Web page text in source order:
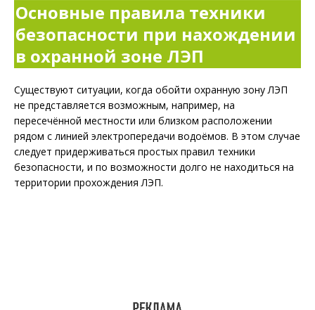
Основные правила техники
безопасности при нахождении
в охранной зоне ЛЭП
Существуют ситуации, когда обойти охранную зону ЛЭП
не представляется возможным, например, на
пересечённой местности или близком расположении
рядом с линией электропередачи водоёмов. В этом случае
следует придерживаться простых правил техники
безопасности, и по возможности долго не находиться на
территории прохождения ЛЭП.